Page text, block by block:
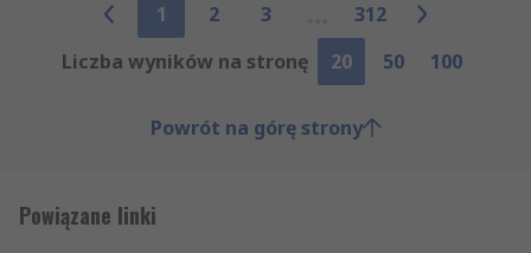
1 2 3
312
Liczba wyników na stronę
20 50 100
Powrót na górę strony
Powiązane linki